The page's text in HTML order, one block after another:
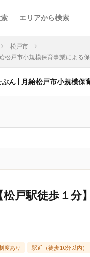
エリアから検索
松戸市
松戸市小規模保育事業による
ん | 月給松戸市小規模保
戸駅徒歩１分
度あり 駅近（徒歩10分以内）